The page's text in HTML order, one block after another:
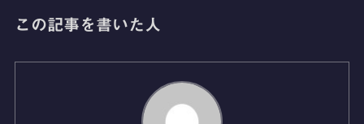
この記事を書いた人